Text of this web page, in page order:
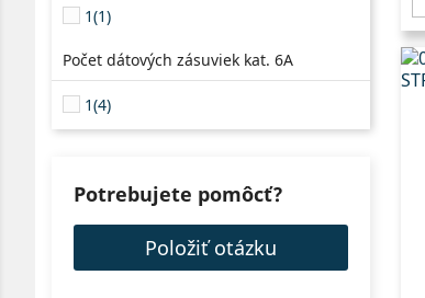
1(1)
Počet dátových zásuviek kat. 6A
1(4)
Potrebujete pomôcť?
Položiť otázku